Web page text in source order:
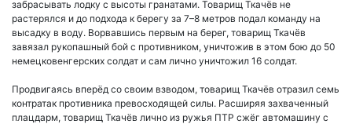
забрасывать лодку с высоты гранатами. Товарищ Ткачёв не
растерялся и до подхода к берегу за 7–8 метров подал команду на
высадку в воду. Ворвавшись первым на берег, товарищ Ткачёв
завязал рукопашный бой с противником, уничтожив в этом бою до 50
немецковенгерских солдат и сам лично уничтожил 16 солдат.
Продвигаясь вперёд со своим взводом, товарищ Ткачёв отразил семь
контратак противника превосходящей силы. Расширяя захваченный
плацдарм, товарищ Ткачёв лично из ружья ПТР сжёг автомашину с